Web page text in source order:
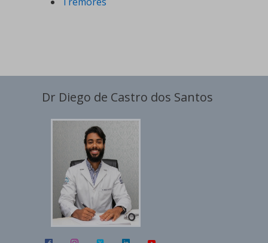
Dr Diego de Castro dos Santos